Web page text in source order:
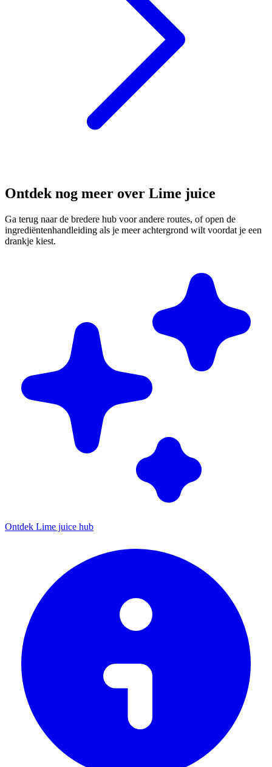
Ontdek nog meer over Lime juice
Ga terug naar de bredere hub voor andere routes, of open de
ingrediëntenhandleiding als je meer achtergrond wilt voordat je een
drankje kiest.
Ontdek Lime juice hub